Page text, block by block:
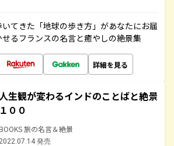
てきた「地球の歩き方」があなたにお届
るフランスの名言と癒やしの絶景集
詳細を見る
生観が変わるインドのことばと絶景
１００
旅の名言＆絶景
2022.07.14 発売